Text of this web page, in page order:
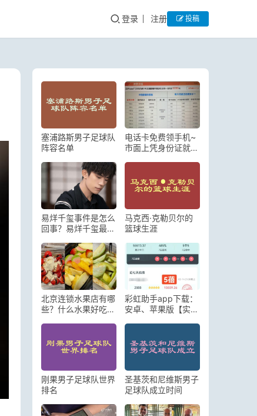
登录 注册 投稿
塞浦路斯男子足球队
阵容名单
电话卡免费领手机~
市面上凭身份证就能
吗？
易烊千玺事件是怎么
回事？易烊千玺最近
马克西·克勒贝尔的
篮球生涯
北京连锁水果店有哪
些？什么水果好吃便
彩虹助手app下载：
安卓、苹果版【实体
刚果男子足球队世界
排名
圣基茨和尼维斯男子
足球队成立时间